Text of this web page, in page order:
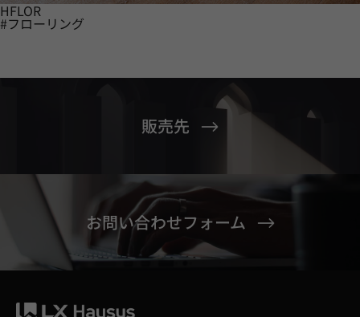
HFLOR
#フローリング
販売先
お問い合わせフォーム